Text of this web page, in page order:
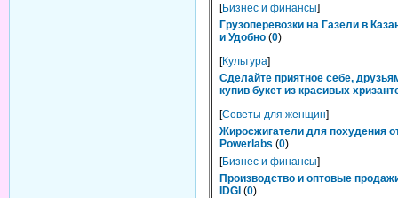
[Бизнес и финансы]
Грузоперевозки на Газели в
и Удобно (0)
[Культура]
Сделайте приятное себе,
купив букет из красивых
[Советы для женщин]
Жиросжигатели для похудения
Powerlabs (0)
[Бизнес и финансы]
Производство и оптовые
IDGI (0)